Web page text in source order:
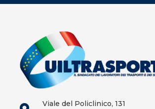
Viale del Policlinico, 131